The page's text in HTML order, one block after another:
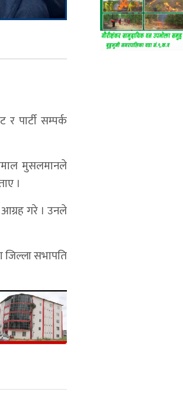
पार्टी सम्पर्क
मुसलमानले
।
गरे । उनले
जिल्ला सभापति